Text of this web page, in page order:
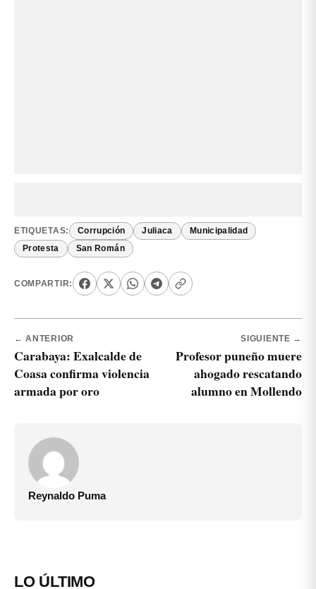
ETIQUETAS: Corrupción Juliaca Municipalidad
Protesta San Román
COMPARTIR:
← ANTERIOR
Carabaya: Exalcalde de
Coasa confirma violencia
armada por oro
SIGUIENTE →
Profesor puneño muere
ahogado rescatando
alumno en Mollendo
Reynaldo Puma
LO ÚLTIMO